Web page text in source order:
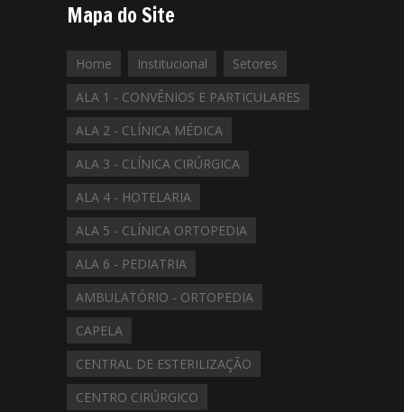
Mapa do Site
Home Institucional
Setores
ALA 1 - CONVÊNIOS E PARTICULARES
ALA 2 - CLÍNICA MÉDICA
ALA 3 - CLÍNICA CIRÚRGICA
ALA 4 - HOTELARIA
ALA 5 - CLÍNICA ORTOPEDIA
ALA 6 - PEDIATRIA
AMBULATÓRIO - ORTOPEDIA
CAPELA
CENTRAL DE ESTERILIZAÇÃO
CENTRO CIRÚRGICO